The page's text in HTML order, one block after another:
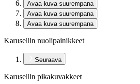
Avaa kuva suurempana
Avaa kuva suurempana
Avaa kuva suurempana
Karusellin nuolipainikkeet
Seuraava
Karusellin pikakuvakkeet